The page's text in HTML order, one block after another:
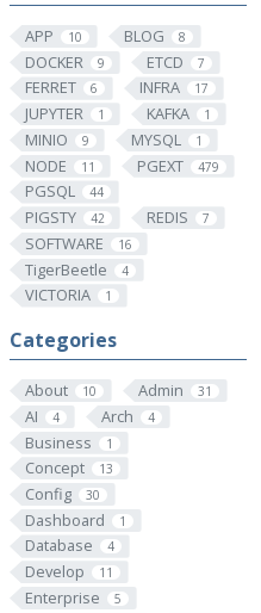
APP 10 BLOG 8
DOCKER 9 ETCD 7
FERRET 6 INFRA 17
JUPYTER 1 KAFKA 1
MINIO 9 MYSQL 1
NODE 11 PGEXT 479
PGSQL 44
PIGSTY 42 REDIS 7
SOFTWARE 16
TigerBeetle 4
VICTORIA 1
Categories
About 10 Admin 31
AI 4 Arch 4
Business 1
Concept 13
Config 30
Dashboard 1
Database 4
Develop 11
Enterprise 5